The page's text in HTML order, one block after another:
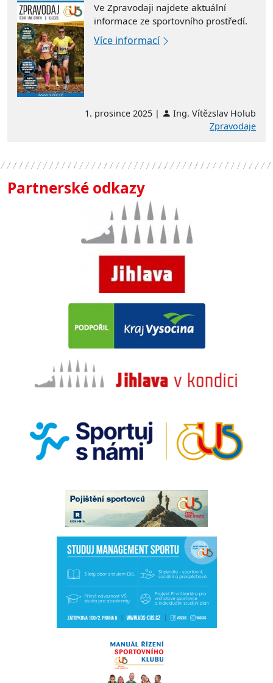
Ve Zpravodaji najdete aktuální
informace ze sportovního prostředí.
Více informací
1. prosince 2025 |
Ing. Vítězslav Holub
Zpravodaje
Partnerské odkazy